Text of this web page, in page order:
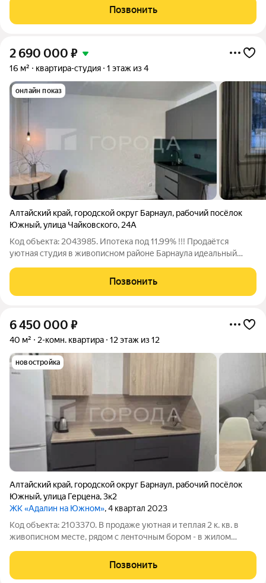
развитой инфраструктурой Чистый, ухоженный двор с зоной
для отдыха, есть места,
Позвонить
2 690 000 ₽
16 м² квартира-студия 1 этаж из 4
онлайн показ
Алтайский край, городской округ Барнаул, рабочий посёлок
Южный,улица Чайковского, 24А
Код объекта: 2043985. Ипотека под 11,99% !!! Продаётся
уютная студия в живописном районе Барнаула идеальный
расположена по адресу: рабочий посёлок Южный, улица
Чайковского, 24А. Это кирпичный
Позвонить
6 450 000 ₽
40 м² 2-комн. квартира 12 этаж из 12
новостройка
Алтайский край, городской округ Барнаул, рабочий посёлок
Южный,улица Герцена,3к2
ЖК «Адалин на Южном», 4 квартал 2023
Код объекта: 2103370. В продаже уютная и теплая 2 к. кв. в
живописном месте, рядом с лeнтoчным бopoм - в жилом
железобетонными перекрытиями и собственной котельной,
что гарантирует комфортное
Позвонить